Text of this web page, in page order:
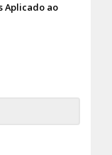
Aplicado ao